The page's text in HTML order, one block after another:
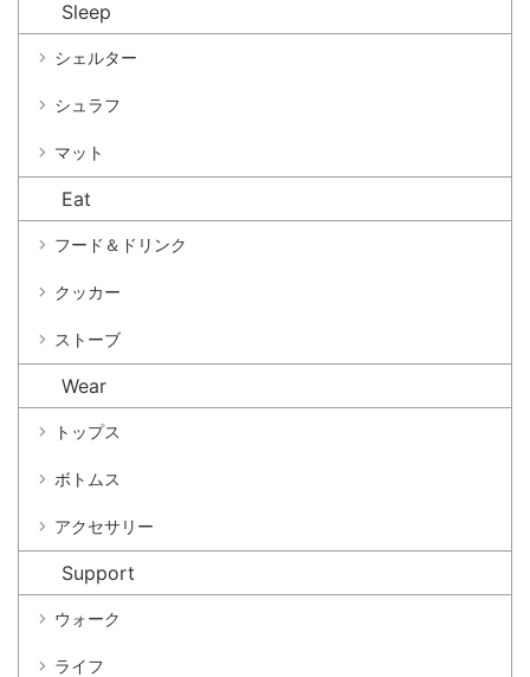
Sleep
シェルター
シュラフ
マット
Eat
フード＆ドリンク
クッカー
ストーブ
Wear
トップス
ボトムス
アクセサリー
Support
ウォーク
ライフ